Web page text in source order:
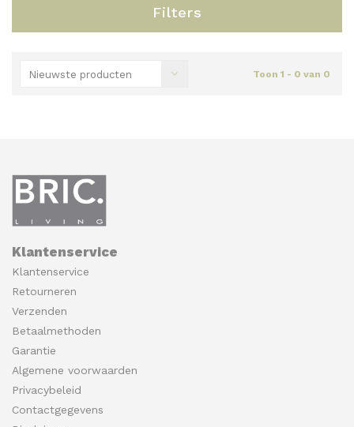
Filters
Nieuwste producten Toon 1 - 0 van 0
Klantenservice
Klantenservice
Retourneren
Verzenden
Betaalmethoden
Garantie
Algemene voorwaarden
Privacybeleid
Contactgegevens